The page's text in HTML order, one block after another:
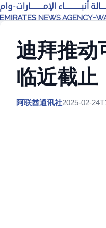
迪拜推动
临近截止
阿联酋通讯社2025-02-